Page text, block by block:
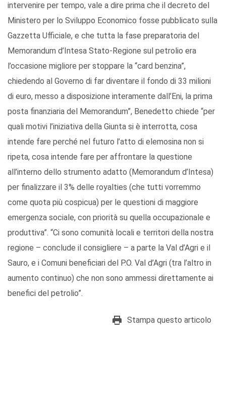
intervenire per tempo, vale a dire prima che il decreto del
Ministero per lo Sviluppo Economico fosse pubblicato sulla
Gazzetta Ufficiale, e che tutta la fase preparatoria del
Memorandum d’Intesa Stato-Regione sul petrolio era
l’occasione migliore per stoppare la “card benzina”,
chiedendo al Governo di far diventare il fondo di 33 milioni
di euro, messo a disposizione interamente dall’Eni, la prima
posta finanziaria del Memorandum”, Benedetto chiede “per
quali motivi l’iniziativa della Giunta si è interrotta, cosa
intende fare perché nel futuro l’atto di elemosina non si
ripeta, cosa intende fare per affrontare la questione
all’interno dello strumento adatto (Memorandum d’Intesa)
per finalizzare il 3% delle royalties (che tutti vorremmo
come quota più cospicua) per le questioni di maggiore
emergenza sociale, con priorità su quella occupazionale e
produttiva”. “Ci sono comunità locali e territori della nostra
regione – conclude il consigliere – a parte la Val d’Agri e il
Sauro, e i Comuni beneficiari del P.O. Val d’Agri (tra l’altro in
aumento continuo) che non sono ammessi direttamente ai
benefici del petrolio”.
Stampa questo articolo